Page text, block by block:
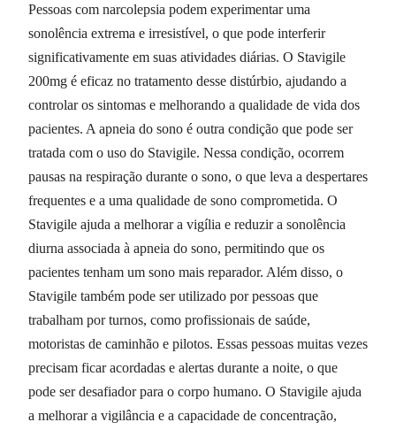
Pessoas com narcolepsia podem experimentar uma
sonolência extrema e irresistível, o que pode interferir
significativamente em suas atividades diárias. O Stavigile
200mg é eficaz no tratamento desse distúrbio, ajudando a
controlar os sintomas e melhorando a qualidade de vida dos
pacientes. A apneia do sono é outra condição que pode ser
tratada com o uso do Stavigile. Nessa condição, ocorrem
pausas na respiração durante o sono, o que leva a despertares
frequentes e a uma qualidade de sono comprometida. O
Stavigile ajuda a melhorar a vigília e reduzir a sonolência
diurna associada à apneia do sono, permitindo que os
pacientes tenham um sono mais reparador. Além disso, o
Stavigile também pode ser utilizado por pessoas que
trabalham por turnos, como profissionais de saúde,
motoristas de caminhão e pilotos. Essas pessoas muitas vezes
precisam ficar acordadas e alertas durante a noite, o que
pode ser desafiador para o corpo humano. O Stavigile ajuda
a melhorar a vigilância e a capacidade de concentração,